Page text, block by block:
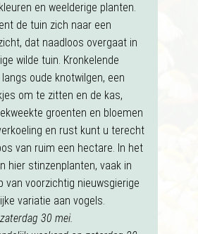
en weelderige planten.
de tuin zich naar een
dat naadloos overgaat in
wilde tuin. Kronkelende
oude knotwilgen, een
om te zitten en de kas,
groenten en bloemen
en rust kunt u terecht
van ruim een hectare. In het
hier stinzenplanten, vaak in
van voorzichtig nieuwsgierige
variatie aan vogels.
30 mei.